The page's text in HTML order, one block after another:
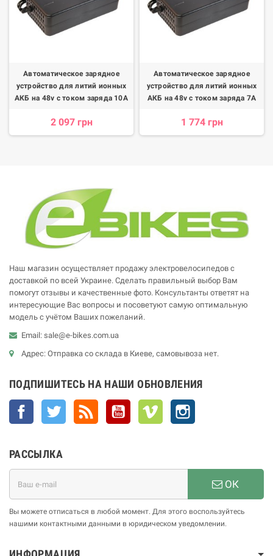
Автоматическое зарядное
устройство для литий ионных
АКБ на 48v с током заряда 10А
2 097 грн
Автоматическое зарядное
устройство для литий ионных
АКБ на 48v с током заряда 7А
1 774 грн
Наш магазин осуществляет продажу электровелосипедов с
доставкой по всей Украине. Сделать правильный выбор Вам
помогут отзывы и качественные фото. Консультанты ответят на
интересующие Вас вопросы и посоветуют самую оптимальную
модель с учётом Ваших пожеланий.
Email: sale@e-bikes.com.ua
Адрес: Отправка со склада в Киеве, самовывоза нет.
ПОДПИШИТЕСЬ НА НАШИ ОБНОВЛЕНИЯ
Facebook Twitter YouTube Vimeo
РАССЫЛКА
ОК
Вы можете отписаться в любой момент. Для этого воспользуйтесь
нашими контактными данными в юридическом уведомлении.